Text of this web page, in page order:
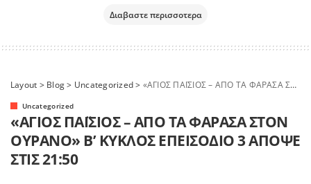
Διαβαστε περισσοτερα
Layout > Blog> Uncategorized> «ΑΓΙΟΣ ΠΑΪΣΙΟΣ – ΑΠΟ ΤΑ ΦΑΡΑΣΑ ΣΤΟΝ ΟΥΡΑΝΟ» Β’ ΚΥΚΛΟΣ ΕΠΕΙΣΟΔΙΟ 3 ΑΠΟΨΕ ΣΤΙΣ 21:50
Uncategorized
«ΑΓΙΟΣ ΠΑΪΣΙΟΣ – ΑΠΟ ΤΑ ΦΑΡΑΣΑ ΣΤΟΝ
ΟΥΡΑΝΟ» Β’ ΚΥΚΛΟΣ ΕΠΕΙΣΟΔΙΟ 3 ΑΠΟΨΕ
ΣΤΙΣ 21:50